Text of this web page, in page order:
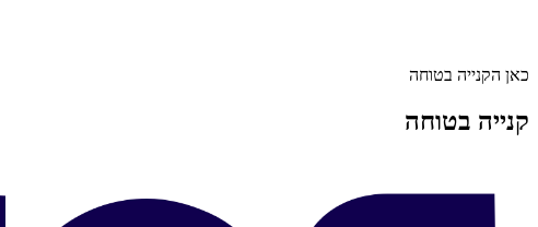
כאן הקנייה בטוחה
קנייה בטוחה